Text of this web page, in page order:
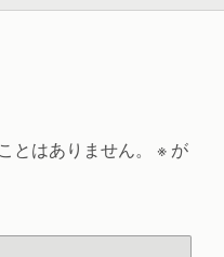
とはありません。 ※ が